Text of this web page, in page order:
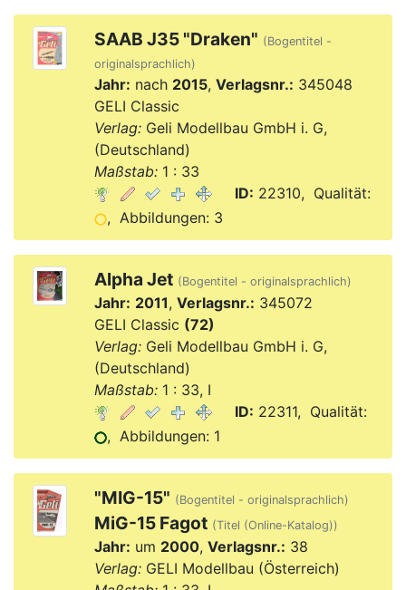
SAAB J35 "Draken" (Bogentitel -
originalsprachlich)
Jahr: nach 2015, Verlagsnr.: 345048
GELI Classic
Verlag:Geli Modellbau GmbH i. G,
(Deutschland)
Maßstab:1 : 33
ID: 22310, Qualität:
, Abbildungen: 3
Alpha Jet (Bogentitel - originalsprachlich)
Jahr: 2011, Verlagsnr.: 345072
GELI Classic (72)
Verlag:Geli Modellbau GmbH i. G,
(Deutschland)
Maßstab:1 : 33, I
ID: 22311, Qualität:
, Abbildungen: 1
"MIG-15" (Bogentitel - originalsprachlich)
MiG-15 Fagot (Titel (Online-Katalog))
Jahr: um 2000, Verlagsnr.: 38
Verlag:GELI Modellbau (Österreich)